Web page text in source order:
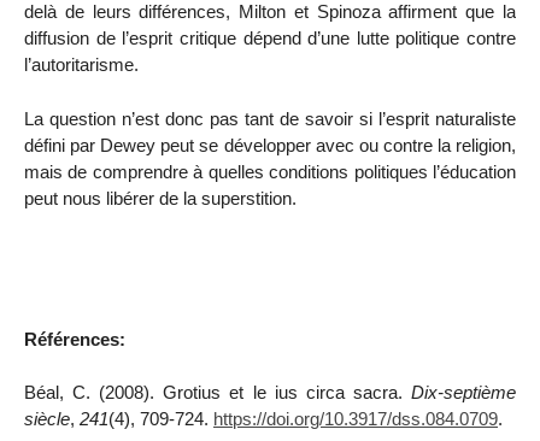
delà de leurs différences, Milton et Spinoza affirment que la
diffusion de l’esprit critique dépend d’une lutte politique contre
l’autoritarisme.
La question n’est donc pas tant de savoir si l’esprit naturaliste
défini par Dewey peut se développer avec ou contre la religion,
mais de comprendre à quelles conditions politiques l’éducation
peut nous libérer de la superstition.
Références:
Béal, C. (2008). Grotius et le ius circa sacra. Dix-septième
siècle, 241(4), 709-724. https://doi.org/10.3917/dss.084.0709.